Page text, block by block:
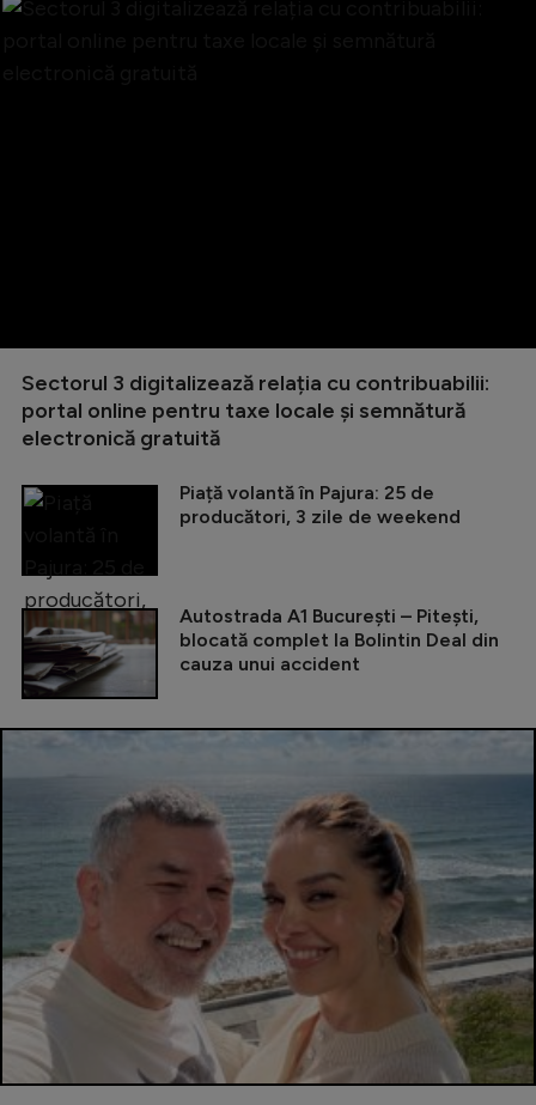
Sectorul 3 digitalizează relația cu contribuabilii:
portal online pentru taxe locale și semnătură
electronică gratuită
Piață volantă în Pajura: 25 de
producători, 3 zile de weekend
Autostrada A1 București – Pitești,
blocată complet la Bolintin Deal din
cauza unui accident